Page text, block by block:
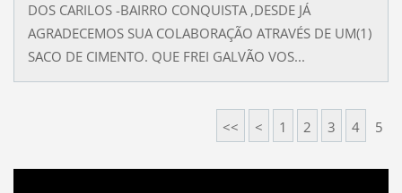
DOS CARILOS -BAIRRO CONQUISTA ,DESDE JÁ
AGRADECEMOS SUA COLABORAÇÃO ATRAVÉS DE UM(1)
SACO DE CIMENTO. QUE FREI GALVÃO VOS...
<< < 1 2 3 4 5